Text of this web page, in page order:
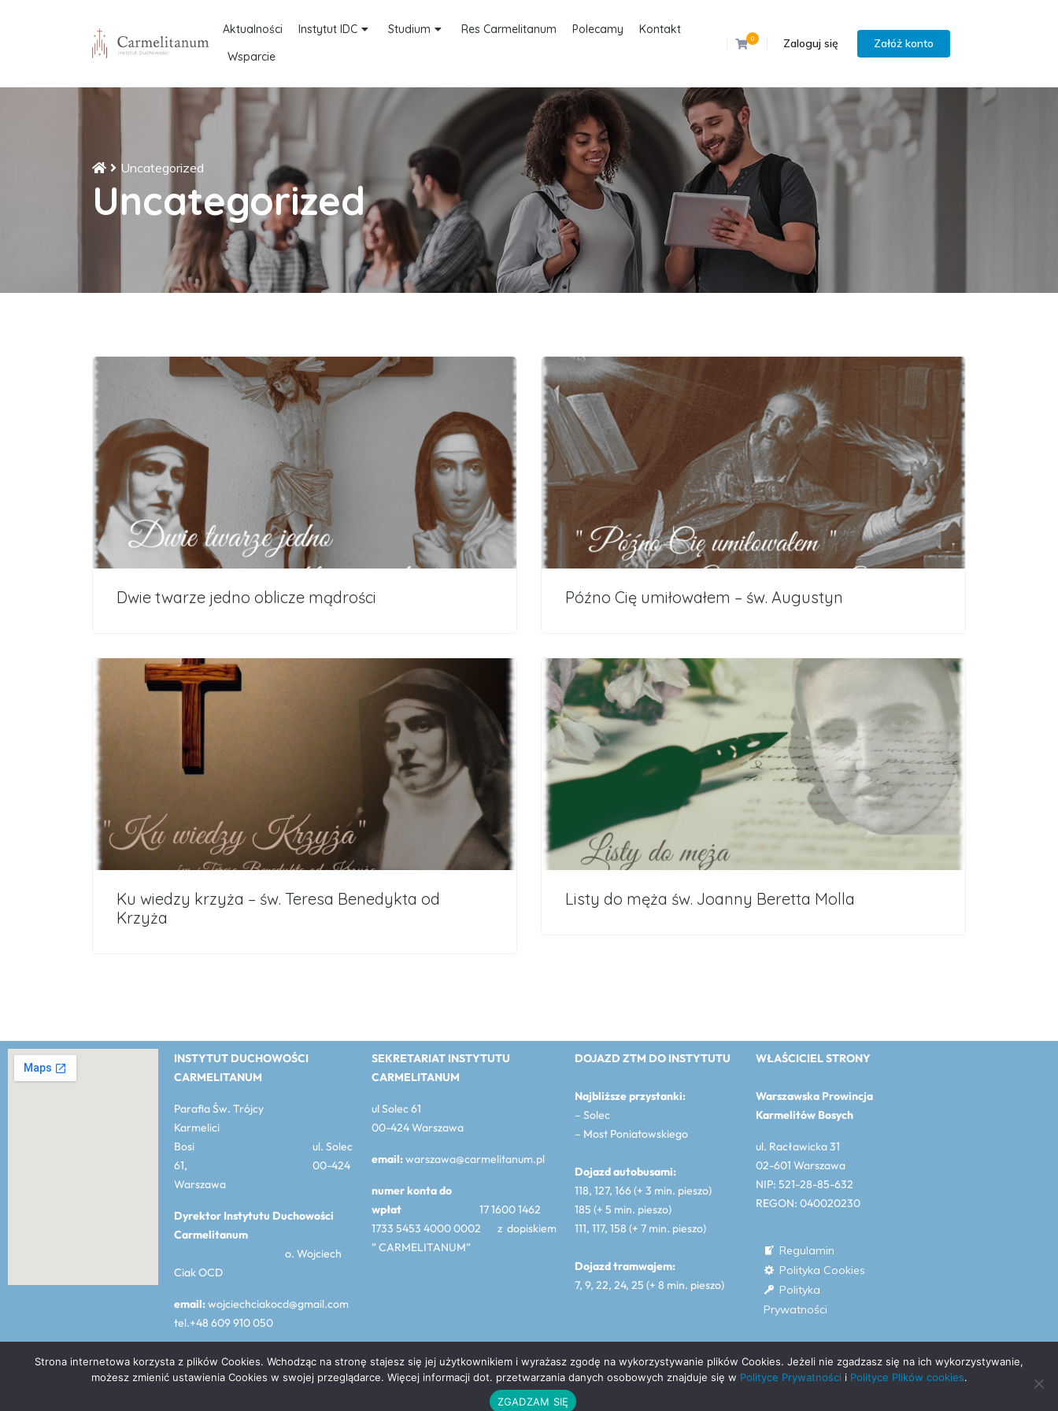
Aktualności Instytut IDC Studium Res Carmelitanum Polecamy
Kontakt
Wsparcie
0 Zaloguj się Załóż konto
Uncategorized
Uncategorized
Dwie twarze jedno oblicze mądrości Późno Cię umiłowałem – św. Augustyn
Ku wiedzy krzyża – św. Teresa Benedykta od
Krzyża
Listy do męża św. Joanny Beretta Molla
INSTYTUT DUCHOWOŚCI
CARMELITANUM
Parafia Św. Trójcy
Karmelici
Bosi ul. Solec
61, 00-424
Warszawa
Dyrektor Instytutu Duchowości
Carmelitanum
o. Wojciech
Ciak OCD
email:wojciechciakocd@gmail.com
tel.+48 609 910 050
SEKRETARIAT INSTYTUTU
CARMELITANUM
ul Solec 61
00-424 Warszawa
email:warszawa@carmelitanum.pl
numer konta do
wpłat 17 1600 1462
1733 5453 4000 0002 z dopiskiem
” CARMELITANUM”
DOJAZD ZTM DO INSTYTUTU
Najbliższe przystanki:
– Solec
– Most Poniatowskiego
Dojazd autobusami:
118, 127, 166 (+ 3 min. pieszo)
185 (+ 5 min. pieszo)
111, 117, 158 (+ 7 min. pieszo)
Dojazd tramwajem:
7, 9, 22, 24, 25 (+ 8 min. pieszo)
WŁAŚCICIEL STRONY
Warszawska Prowincja
Karmelitów Bosych
ul. Racławicka 31
02-601 Warszawa
NIP: 521-28-85-632
REGON: 040020230
Regulamin
Polityka Cookies
Polityka
Prywatności
Prawa do materiałów publikowanych na tej stronie należą do Warszawskiej Prowincji Karmelitów Bosych, chyba że podano inaczej. Carmelitanum w Warszawie © Carmelitanum –
Strona internetowa korzysta z plików Cookies. Wchodząc na stronę stajesz się jej użytkownikiem i wyrażasz zgodę na wykorzystywanie plików Cookies. Jeżeli nie zgadzasz się na ich wykorzystywanie,
możesz zmienić ustawienia Cookies w swojej przeglądarce. Więcej informacji dot. przetwarzania danych osobowych znajduje się w Polityce Prywatności i Polityce Plików cookies.
ZGADZAM SIĘ